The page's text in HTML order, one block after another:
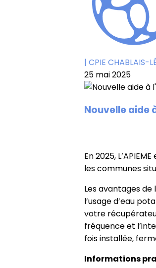
| CPIE CHABLAIS-
25 mai 2025
Nouvelle aide
En 2025,
les communes
Les avantages
l’usage d’eau
votre
fréquence et
fois installée,
Informations